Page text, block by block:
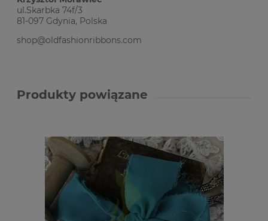
ul.Skarbka 74f/3
81-097 Gdynia, Polska
shop@oldfashionribbons.com
Produkty powiązane